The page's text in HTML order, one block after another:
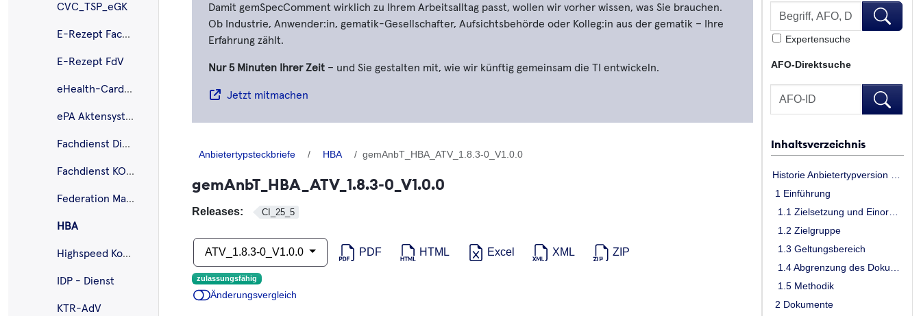
CVC_TSP_eGK
E-Rezept Fachdienst
E-Rezept FdV
eHealth-CardLink
ePA Aktensystem
Fachdienst DiPag
Fachdienst KOM-LE
Federation Master
HBA
Highspeed Konnektor
IDP - Dienst
KTR-AdV
Expertensuche
AFO-Direktsuche
AFO-
Inhaltsverzeichnis
1 Einführung
1.2 Zielgruppe
1.3 Geltungsbereich
1.5 Methodik
2 Dokumente
Damit gemSpecComment wirklich zu Ihrem Arbeitsalltag passt, wollen wir vorher wissen, was Sie brauchen.
Ob Industrie, Anwender:in, gematik-Gesellschafter, Aufsichtsbehörde oder Kolleg:in aus der gematik – Ihre
Erfahrung zählt.
Nur 5 Minuten Ihrer Zeit – und Sie gestalten mit, wie wir künftig gemeinsam die TI entwickeln.
Jetzt mitmachen
Anbietertypsteckbriefe HBA gemAnbT_HBA_ATV_1.8.3-0_V1.0.0
gemAnbT_HBA_ATV_1.8.3-0_V1.0.0
Releases: CI_25_5
ATV_1.8.3-0_V1.0.0 PDF HTML Excel XML ZIP
zulassungsfähig
Änderungsvergleich